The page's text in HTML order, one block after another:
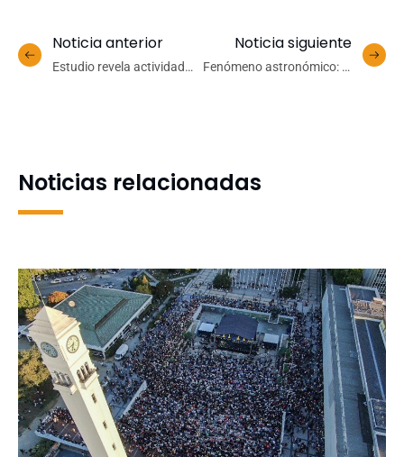
Noticia anterior
Estudio revela actividad
Noticia siguiente
Fenómeno astronómico: la
Noticias relacionadas